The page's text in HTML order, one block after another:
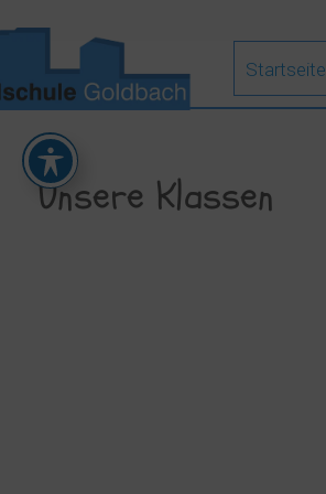
Inhalt
Startseite
Unsere Klassen